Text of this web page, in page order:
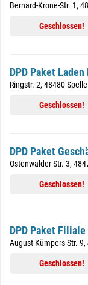
Bernard-Krone-Str. 1,
Geschlossen!
DPD Paket
Ringstr. 2, 48480 Spelle
Geschlossen!
DPD Paket
Ostenwalder Str. 3,
Geschlossen!
DPD Paket
August-Kümpers-Str.
Geschlossen!